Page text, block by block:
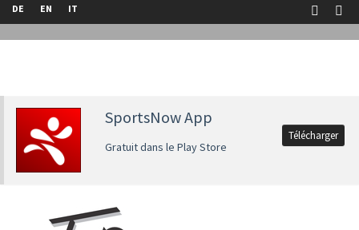
DE EN IT
SportsNow App
Gratuit dans le Play Store
Télécharger